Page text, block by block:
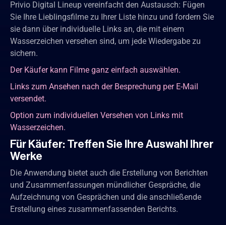
Privio Digital Lineup vereinfacht den Austausch: Fügen
Sie Ihre Lieblingsfilme zu Ihrer Liste hinzu und fordern Sie
sie dann über individuelle Links an, die mit einem
Wasserzeichen versehen sind, um jede Wiedergabe zu
sichern.
Der Käufer kann Filme ganz einfach auswählen.
Links zum Ansehen nach der Besprechung per E-Mail
versendet.
Option zum individuellen Versehen von Links mit
Wasserzeichen.
Für Käufer: Treffen Sie Ihre Auswahl Ihrer
Werke
Die Anwendung bietet auch die Erstellung von Berichten
und Zusammenfassungen mündlicher Gespräche, die
Aufzeichnung von Gesprächen und die anschließende
Erstellung eines zusammenfassenden Berichts.